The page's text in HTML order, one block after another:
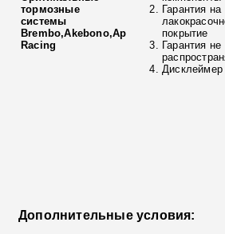
тормозные
системы
Brembo,Akebono,Ap
Racing
Гарантия на
покрытие
Гарантия не
Дисклеймер
Дополнительные условия: